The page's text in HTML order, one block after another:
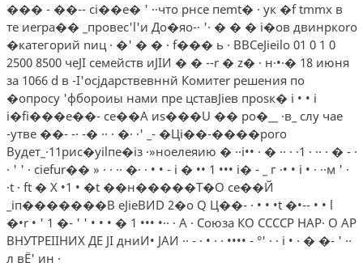
��� - ��-- сi��е� ' ··что рнсе пеmt� · yк �f tmmx в
те иеrра�� _провес'l'и До�яо-· '· � � � i�ов двинркоrо
�категорий nиц · �' � � · f��� ь · BBCeJieilo 01 0 1 0
2500 8500 чeJI семейств иJIИ � � --r � z� · н·•·� 18 июня
за 1066 d в -I'осjдарствевннй Комитеr решения по
�опросу 'фбороиы нами пре цставJiев проsк� i • • i
i�fi���e��- се��А иs���U �� ро�__ ·в_ слу чае
-утве ��- -· -� ·· · �· ·' _- �Цi��-����poro
Вудет_·11рис�уilпе�iз ·»ноелеяию � ··i•• · � ·· · ·1 · ·· · � - ·
· ' ' · ciefur�� » · · ·· �· · • • - i � •• 1 ••• i� - _ г ·• • i • · ··м ' ·
·t · ft � X •1 • �t ��н�����Т�О се��Й
_iп�������B eJieВИD 2�o Q Ц��- · • • •t �•-- • • l
�•r • ' 1 �- ' ' • • • � 1 ••• •·· · А · Союза КО ССССР НАР· О АР
ВНУТРЕIIНИХ ДE JI дниИ• JАИ ·· - · • · · •••• - °' · · i • · � �- ' ··
л вЁ' ин ·